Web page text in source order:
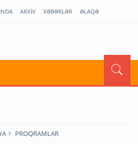
ARXİV XƏBƏRLƏR ƏLAQƏ
PROQRAMLAR